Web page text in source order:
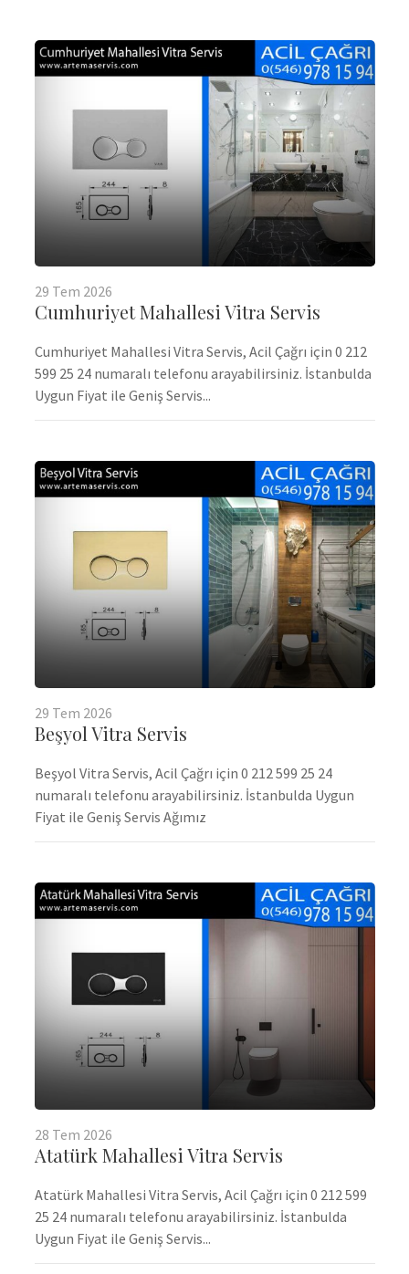
29 Tem 2026
Cumhuriyet Mahallesi Vitra Servis
Cumhuriyet Mahallesi Vitra Servis, Acil Çağrı için 0 212
599 25 24 numaralı telefonu arayabilirsiniz. İstanbulda
Uygun Fiyat ile Geniş Servis...
29 Tem 2026
Beşyol Vitra Servis
Beşyol Vitra Servis, Acil Çağrı için 0 212 599 25 24
numaralı telefonu arayabilirsiniz. İstanbulda Uygun
Fiyat ile Geniş Servis Ağımız
28 Tem 2026
Atatürk Mahallesi Vitra Servis
Atatürk Mahallesi Vitra Servis, Acil Çağrı için 0 212 599
25 24 numaralı telefonu arayabilirsiniz. İstanbulda
Uygun Fiyat ile Geniş Servis...